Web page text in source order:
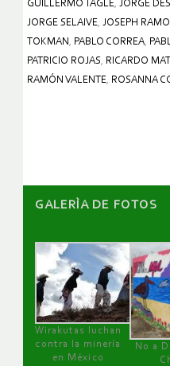
GUILLERMO TAGLE, JORGE
JORGE SELAIVE, JOSEPH
TOKMAN , PABLO CORREA,
PATRICIO ROJAS, RICARDO
RAMÓN VALENTE, ROSANNA
GALERÌA DE FOTOS
Wirakutas luchan
contra la minería
en México
No a